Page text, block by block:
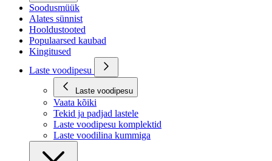
Soodusmüük
Alates sünnist
Hooldustooted
Populaarsed kaubad
Kingitused
Laste voodipesu
Laste voodipesu
Vaata kõiki
Tekid ja padjad lastele
Laste voodipesu komplektid
Laste voodilina kummiga